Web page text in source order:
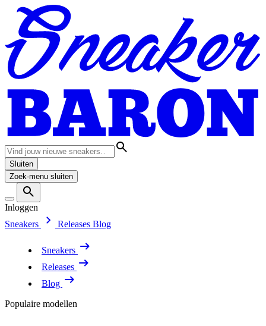
Sluiten
Zoek-menu sluiten
Inloggen
Sneakers
Releases Blog
Sneakers
Releases
Blog
Populaire modellen